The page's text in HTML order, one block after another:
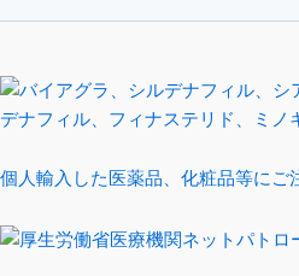
個人輸入した医薬品、化粧品等にご